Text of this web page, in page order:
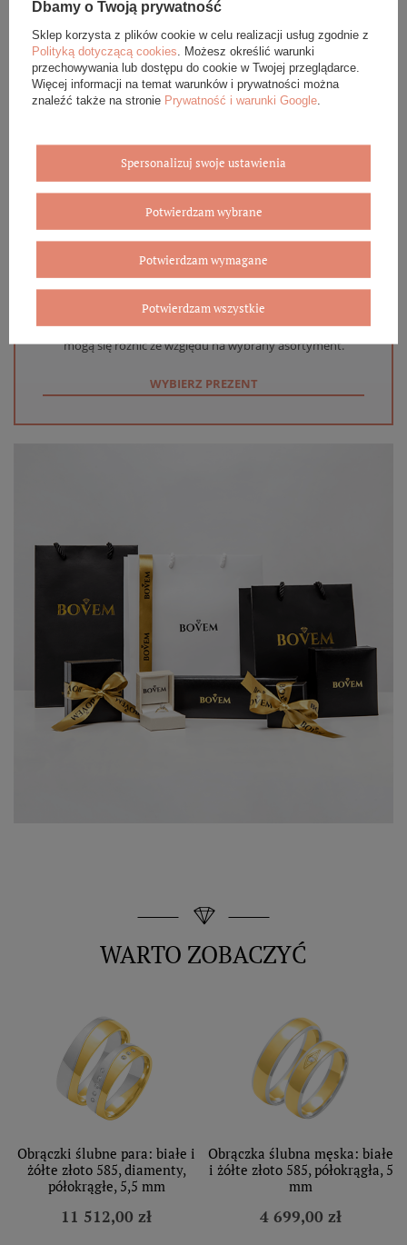
OPINIE (0)
GWARANCJA
Eleganckie opakowanie gratis
Biżuterię i zegarki zakupione w sklepie internetowym
BOVEM otrzymasz jako gotowy do wręczenia upominek. Do
każdego zamówienia dołączamy pudełko ze skóry
ekologicznej oraz elegancką torebkę. Rozmiary i wzory
mogą się różnić ze względu na wybrany asortyment.
WYBIERZ PREZENT
WARTO ZOBACZYĆ
Obrączki ślubne para: białe i
żółte złoto 585, diamenty,
półokrągłe, 5,5 mm
11 512,00 zł
Obrączka ślubna męska: białe
i żółte złoto 585, półokrągła, 5
mm
4 699,00 zł
Dbamy o Twoją prywatność
Sklep korzysta z plików cookie w celu realizacji usług zgodnie z
Polityką dotyczącą cookies . Możesz określić warunki
przechowywania lub dostępu do cookie w Twojej przeglądarce.
Więcej informacji na temat warunków i prywatności można
znaleźć także na stronie Prywatność i warunki Google
Spersonalizuj swoje ustawienia
Potwierdzam wybrane
Potwierdzam wymagane
Potwierdzam wszystkie